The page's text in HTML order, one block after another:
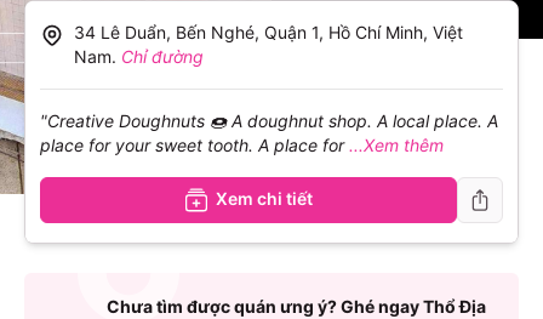
34 Lê Duẩn, Bến Nghé, Quận 1, Hồ Chí Minh, Việt
Nam. Chỉ đường
"Creative Doughnuts 🍩 A doughnut shop. A local place. A
place for your sweet tooth. A place for ...Xem thêm
Xem chi tiết
Chưa tìm được quán ưng ý? Ghé ngay Thổ Địa